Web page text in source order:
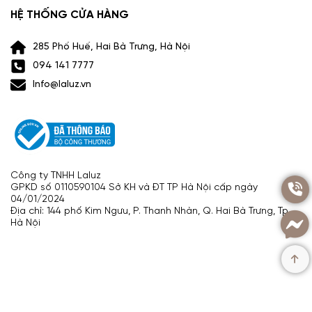
Các tầng hương trong p erfume Mad Et Len Humus:
Hương đầu: Hương Violet
rêu sồi cùng đá
HỆ THỐNG CỬA HÀNG
285 Phố Huế, Hai Bà Trưng, Hà Nội
094 141 7777
Info@laluz.vn
Công ty TNHH Laluz
GPKD số 0110590104 Sở KH và ĐT TP Hà Nội cấp ngày
04/01/2024
Địa chỉ: 144 phố Kim Ngưu, P. Thanh Nhàn, Q. Hai Bà Trưng, Tp.
Hà Nội